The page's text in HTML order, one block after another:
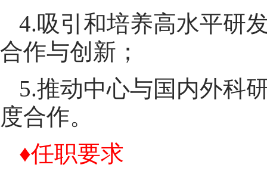
4.吸引和培养高水平研
合作与创新；
5.推动中心与国内外科
度合作。
♦任职要求